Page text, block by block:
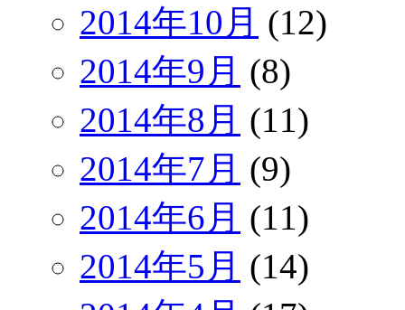
2014年10月 (12)
2014年9月 (8)
2014年8月 (11)
2014年7月 (9)
2014年6月 (11)
2014年5月 (14)